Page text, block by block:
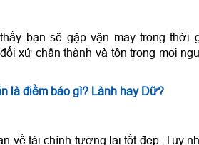
bạn sẽ gặp vận may trong thời
xử chân thành và tôn trọng mọi
là điềm báo gì? Lành hay Dữ?
về tài chính tương lai tốt đẹp. Tuy